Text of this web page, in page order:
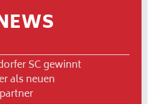
SC gewinnt
als neuen